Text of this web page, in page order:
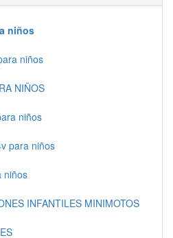
niños
niños
NIÑOS
niños
para niños
niños
INFANTILES MINIMOTOS